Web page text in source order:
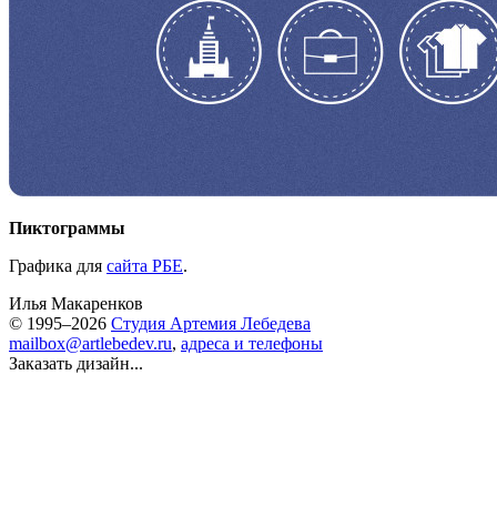
Пиктограммы
Графика для сайта РБЕ.
Илья Макаренков
© 1995–2026 Студия Артемия Лебедева
mailbox@artlebedev.ru, адреса и телефоны
Заказать дизайн...